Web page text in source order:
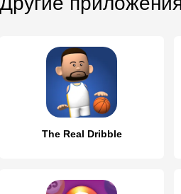
The Real Dribble